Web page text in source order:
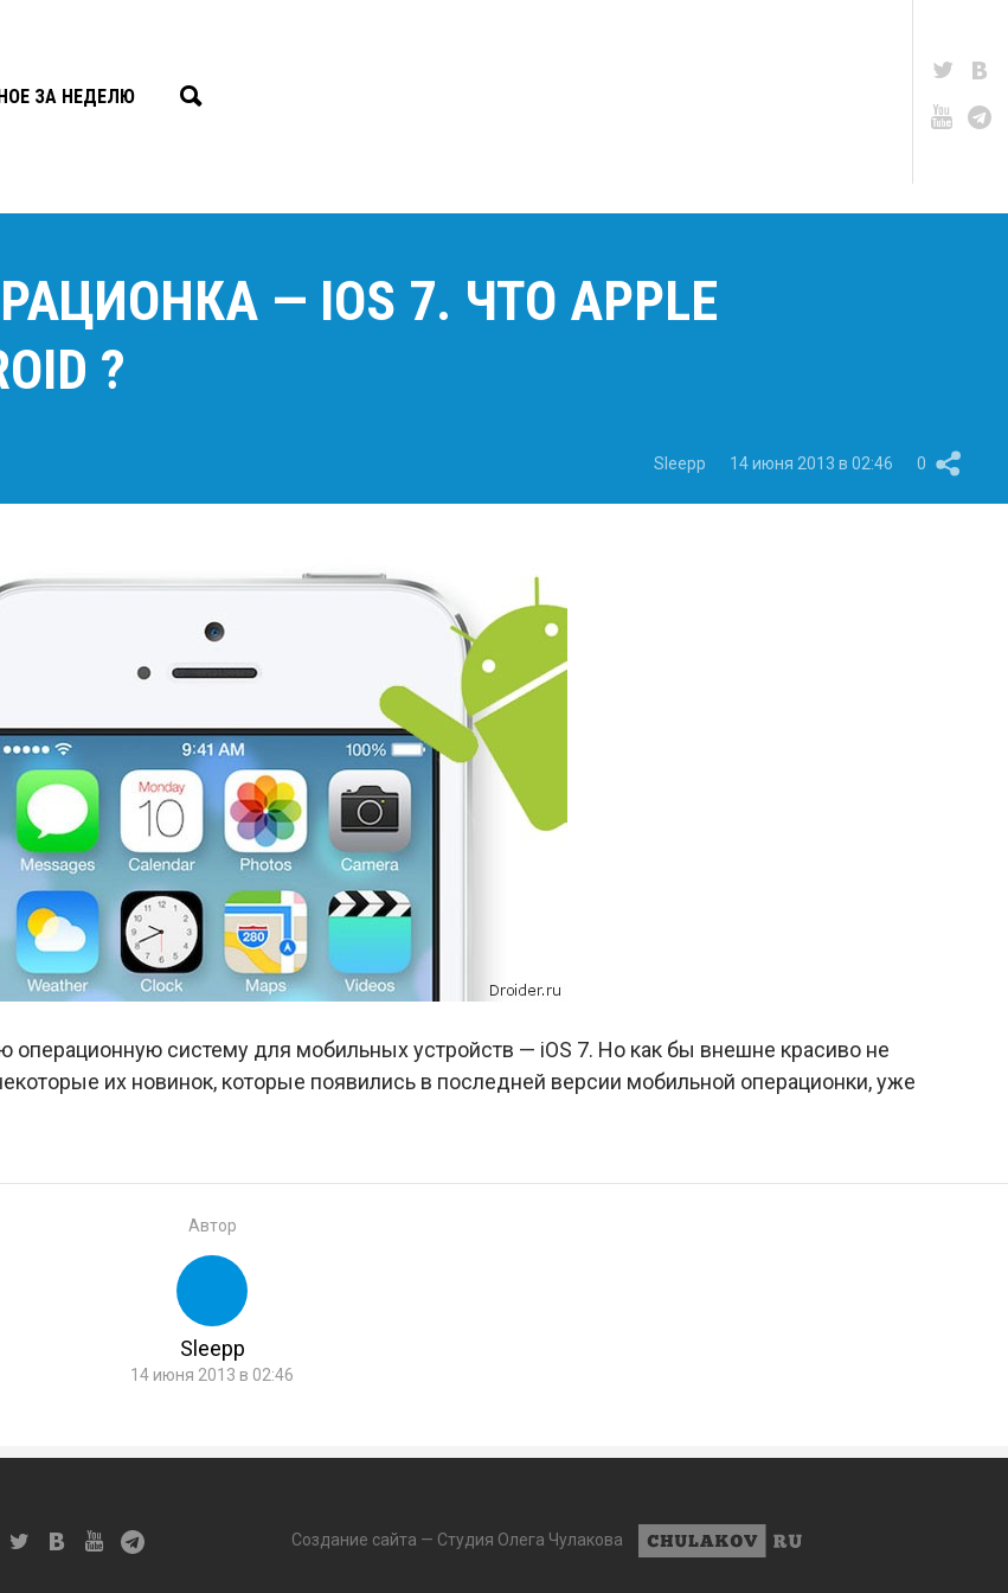
ЗА НЕДЕЛЮ
— IOS 7. ЧТО APPLE
?
Sleepp 14 июня 2013 в 02:46 0
операционную систему для мобильных устройств — iOS 7. Но как бы внешне красиво не
их новинок, которые появились в последней версии мобильной операционки, уже
Автор
Sleepp
14 июня 2013 в 02:46
Создание сайта — Студия Олега Чулакова